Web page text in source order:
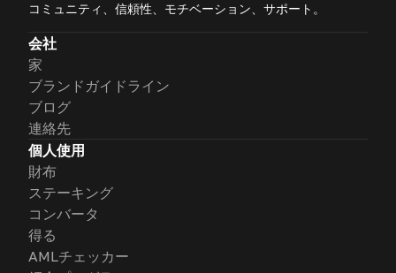
コミュニティ、信頼性、モチベーション、サポート。
会社
家
ブランドガイドライン
ブログ
連絡先
個人使用
財布
ステーキング
コンバータ
得る
AMLチェッカー